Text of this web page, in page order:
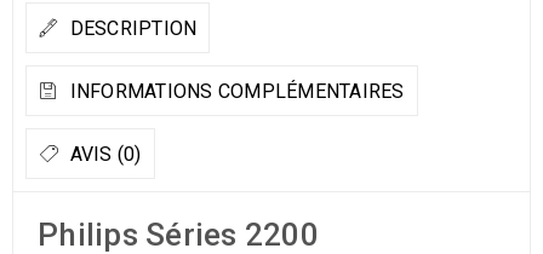
DESCRIPTION
INFORMATIONS COMPLÉMENTAIRES
AVIS (0)
Philips Séries 2200